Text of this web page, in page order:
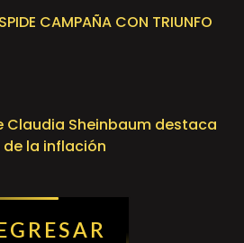
CAMPAÑA CON TRIUNFO
Claudia Sheinbaum destaca
la inflación